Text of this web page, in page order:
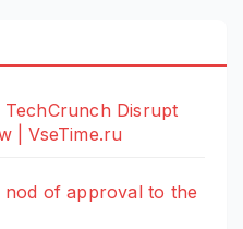
Disrupt
| VseTime.ru
nod of approval to the